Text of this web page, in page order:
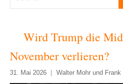
Wird Trump die
November verlieren?
31. Mai 2026 Walter Mohr und Frank